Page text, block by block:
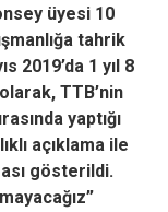
üyesi 10
tahrik
2019’da 1 yıl 8
TTB’nin
yaptığı
açıklama ile
gösterildi.